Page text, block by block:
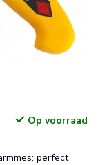
Op voorraad
perfect